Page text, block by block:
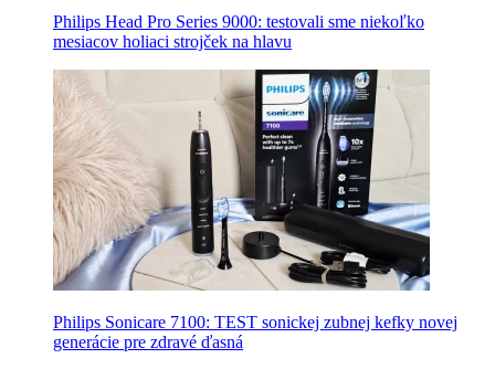
Philips Head Pro Series 9000: testovali sme niekoľko
mesiacov holiaci strojček na hlavu
Philips Sonicare 7100: TEST sonickej zubnej kefky novej
generácie pre zdravé ďasná